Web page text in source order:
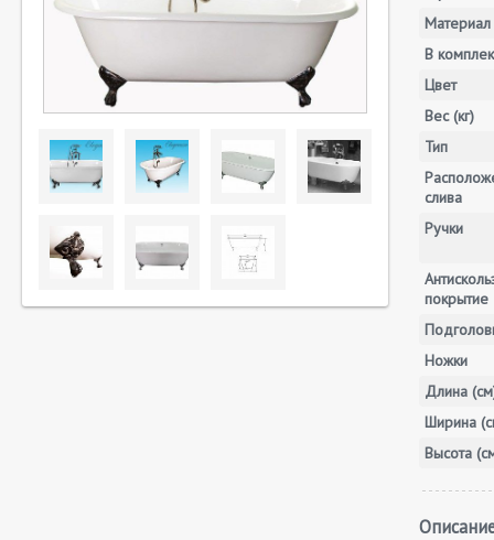
Материал
В
Цвет
Вес (кг)
Тип
слива
Ручки
покрытие
Ножки
Длина
Ширина
Высота